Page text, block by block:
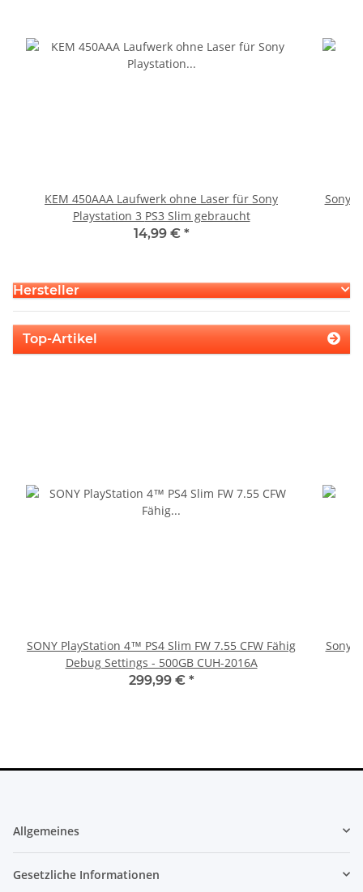
KEM 450AAA Laufwerk ohne Laser für Sony
Playstation 3 PS3 Slim gebraucht
14,99 € *
Sony
Hersteller
Top-Artikel
SONY PlayStation 4™ PS4 Slim FW 7.55 CFW Fähig
Debug Settings - 500GB CUH-2016A
299,99 € *
Sony
Allgemeines
Gesetzliche Informationen